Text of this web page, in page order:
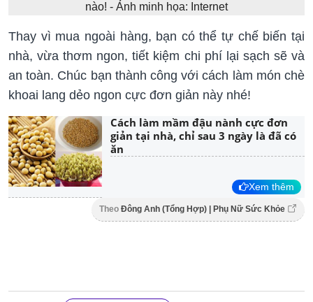
nào! - Ảnh minh họa: Internet
Thay vì mua ngoài hàng, bạn có thể tự chế biến tại
nhà, vừa thơm ngon, tiết kiệm chi phí lại sạch sẽ và
an toàn. Chúc bạn thành công với cách làm món chè
khoai lang dẻo ngon cực đơn giản này nhé!
Cách làm mầm đậu nành cực đơn
giản tại nhà, chỉ sau 3 ngày là đã có
ăn
Xem thêm
Theo Đông Anh (Tổng Hợp) | Phụ Nữ Sức Khỏe